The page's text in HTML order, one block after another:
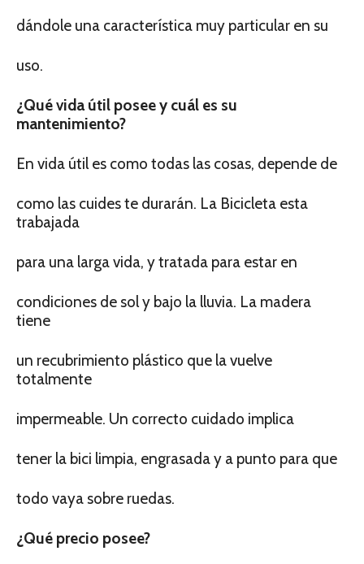
dándole una característica muy particular en su
uso.
¿Qué vida útil posee y cuál es su
mantenimiento?
En vida útil es como todas las cosas, depende de
como las cuides te durarán. La Bicicleta esta
trabajada
para una larga vida, y tratada para estar en
condiciones de sol y bajo la lluvia. La madera
tiene
un recubrimiento plástico que la vuelve
totalmente
impermeable. Un correcto cuidado implica
tener la bici limpia, engrasada y a punto para que
todo vaya sobre ruedas.
¿Qué precio posee?